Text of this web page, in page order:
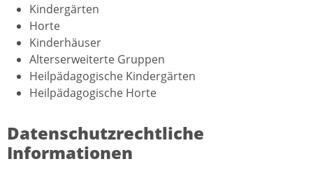
Kindergärten
Horte
Kinderhäuser
Alterserweiterte Gruppen
Heilpädagogische Kindergärten
Heilpädagogische Horte
Datenschutzrechtliche
Informationen